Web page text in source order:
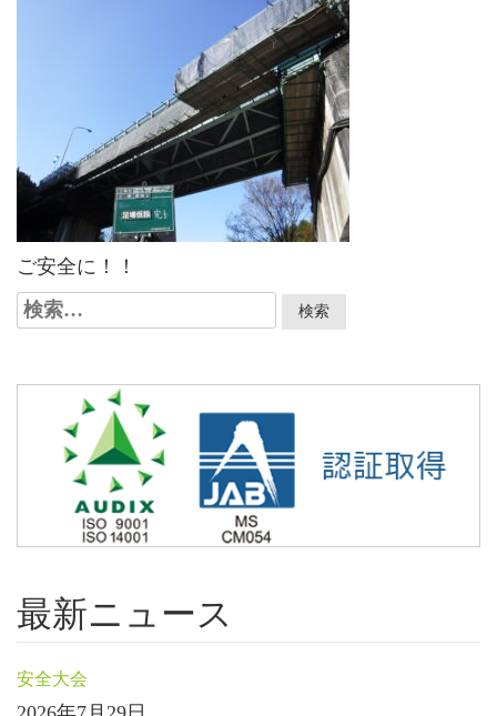
ご安全に！！
検
索:
最新ニュース
安全大会